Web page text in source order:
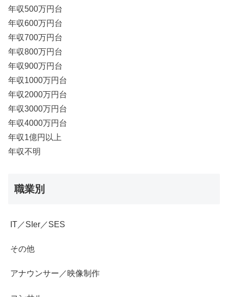
年収500万円台
年収600万円台
年収700万円台
年収800万円台
年収900万円台
年収1000万円台
年収2000万円台
年収3000万円台
年収4000万円台
年収1億円以上
年収不明
職業別
IT／SIer／SES
その他
アナウンサー／映像制作